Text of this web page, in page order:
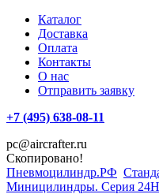
Каталог
Доставка
Оплата
Контакты
О нас
Отправить заявку
+7 (495) 638-08-11
pc@aircrafter.ru
Скопировано!
Пневмоцилиндр.РФ
Миницилиндры. Серия